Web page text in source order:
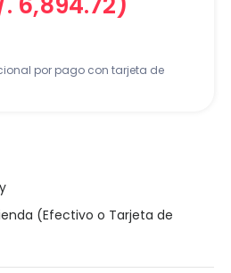
por pago con tarjeta de
(Efectivo o Tarjeta de